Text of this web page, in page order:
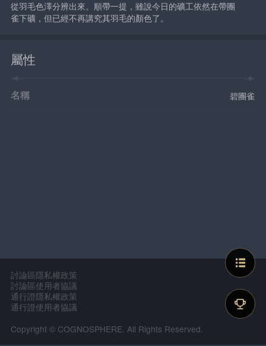
從羽毛色澤分辨出來。順帶一提，雖說今日的礦工依然在帶團
雀下礦，但已經不再講究其羽毛的顏色了。
屬性
名稱 碧團雀
討論區隱私權政策
討論區使用者協議
通行證隱私權政策
通行證使用者協議
Copyright © COGNOSPHERE. All Rights Reserved.